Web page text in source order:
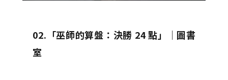
02.「巫師的算盤：決勝 24 點」｜圖書
室